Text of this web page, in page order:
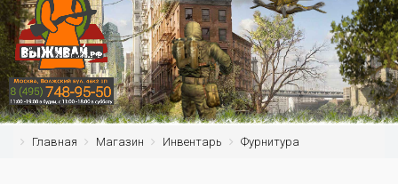
Главная Магазин Инвентарь Фурнитура